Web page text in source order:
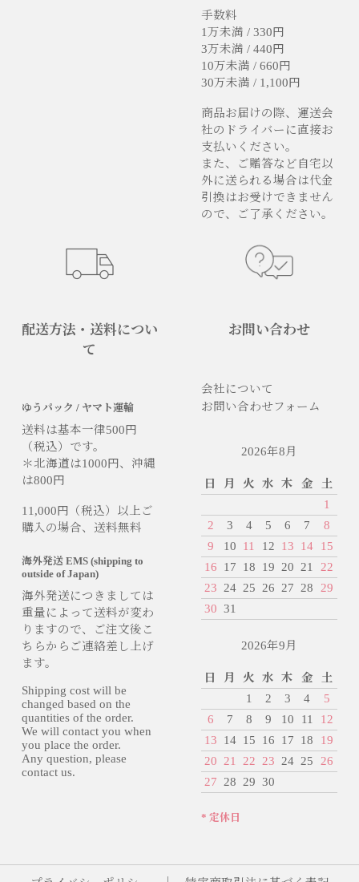
手数料
1万未満 / 330円
3万未満 / 440円
10万未満 / 660円
30万未満 / 1,100円
商品お届けの際、運送会
社のドライバーに直接お
支払いください。
また、ご贈答など自宅以
外に送られる場合は代金
引換はお受けできません
ので、ご了承ください。
配送方法・送料につい
て
ゆうパック / ヤマト運輸
送料は基本一律500円
（税込）です。
＊北海道は1000円、沖縄
は800円
11,000円（税込）以上ご
購入の場合、送料無料
海外発送 EMS (shipping to
outside of Japan)
海外発送につきましては
重量によって送料が変わ
りますので、ご注文後こ
ちらからご連絡差し上げ
ます。
Shipping cost will be
changed based on the
quantities of the order.
We will contact you when
you place the order.
Any question, please
contact us.
お問い合わせ
会社について
お問い合わせフォーム
2026年8月
日 月 火 水 木 金
土
1
2
3 4 5 6 7
8
9
10 11 12 13 14
15
16
17 18 19 20 21
22
23 24 25 26 27 28
29
30 31
2026年9月
日 月 火 水 木 金
土
1
2 3 4
5
6
7 8 9 10 11
12
13
14 15 16 17 18
19
20 21 22 23 24 25
26
27 28 29 30
* 定休日